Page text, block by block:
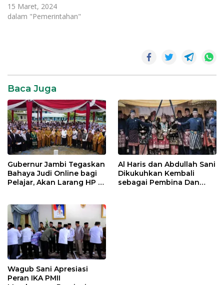
15 Maret, 2024
dalam "Pemerintahan"
Baca Juga
Gubernur Jambi Tegaskan
Bahaya Judi Online bagi
Pelajar, Akan Larang HP di
Al Haris dan Abdullah Sani
Dikukuhkan Kembali
sebagai Pembina Dan
Wagub Sani Apresiasi
Peran IKA PMII